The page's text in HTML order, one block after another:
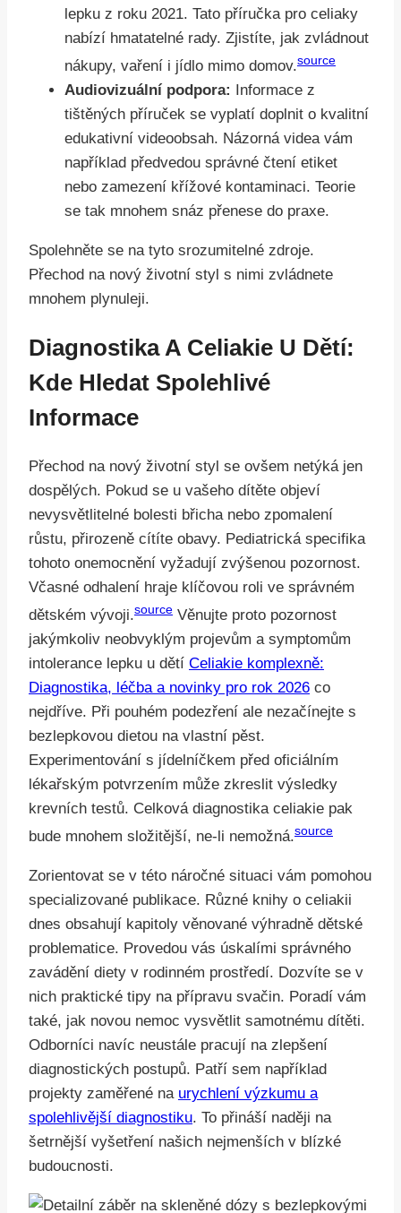
lepku z roku 2021. Tato příručka pro celiaky
nabízí hmatatelné rady. Zjistíte, jak zvládnout
nákupy, vaření i jídlo mimo domov.source
Audiovizuální podpora: Informace z
tištěných příruček se vyplatí doplnit o kvalitní
edukativní videoobsah. Názorná videa vám
například předvedou správné čtení etiket
nebo zamezení křížové kontaminaci. Teorie
se tak mnohem snáz přenese do praxe.
Spolehněte se na tyto srozumitelné zdroje.
Přechod na nový životní styl s nimi zvládnete
mnohem plynuleji.
Diagnostika A Celiakie U Dětí:
Kde Hledat Spolehlivé
Informace
Přechod na nový životní styl se ovšem netýká jen
dospělých. Pokud se u vašeho dítěte objeví
nevysvětlitelné bolesti břicha nebo zpomalení
růstu, přirozeně cítíte obavy. Pediatrická specifika
tohoto onemocnění vyžadují zvýšenou pozornost.
Včasné odhalení hraje klíčovou roli ve správném
dětském vývoji.source Věnujte proto pozornost
jakýmkoliv neobvyklým projevům a symptomům
intolerance lepku u dětí Celiakie komplexně:
Diagnostika, léčba a novinky pro rok 2026 co
nejdříve. Při pouhém podezření ale nezačínejte s
bezlepkovou dietou na vlastní pěst.
Experimentování s jídelníčkem před oficiálním
lékařským potvrzením může zkreslit výsledky
krevních testů. Celková diagnostika celiakie pak
bude mnohem složitější, ne-li nemožná.source
Zorientovat se v této náročné situaci vám pomohou
specializované publikace. Různé knihy o celiakii
dnes obsahují kapitoly věnované výhradně dětské
problematice. Provedou vás úskalími správného
zavádění diety v rodinném prostředí. Dozvíte se v
nich praktické tipy na přípravu svačin. Poradí vám
také, jak novou nemoc vysvětlit samotnému dítěti.
Odborníci navíc neustále pracují na zlepšení
diagnostických postupů. Patří sem například
projekty zaměřené na urychlení výzkumu a
spolehlivější diagnostiku. To přináší naději na
šetrnější vyšetření našich nejmenších v blízké
budoucnosti.